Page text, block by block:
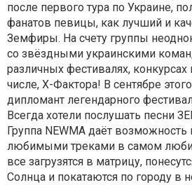
после первого тура по Украине,
фанатов певицы, как лучший и
Земфиры. На счету группы
со звёздными украинскими
различных фестивалях, конкурсах
числе, X-Фактора! В сентябре
дипломант легендарного
Всегда хотели послушать
Группа NEWMA даёт
любимыми треками в самом
все загрузятся в матрицу,
Солнца и покатаются по городу в